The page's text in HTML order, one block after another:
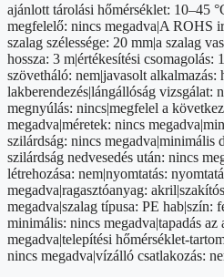
ajánlott tárolási hőmérséklet: 10–45
megfelelő: nincs megadva|A ROHS
szalag szélessége: 20 mm|a szalag
hossza: 3 m|értékesítési csomagolás:
szövetháló: nem|javasolt alkalmazás:
lakberendezés|lángállóság vizsgálat:
megnyúlás: nincs|megfelel a
megadva|méretek: nincs
szilárdság: nincs megadva|minimális
szilárdság nedvesedés után: nincs
létrehozása: nem|nyomtatás:
megadva|ragasztóanyag:
megadva|szalag típusa: PE hab|szín:
minimális: nincs megadva|tapadás az
megadva|telepítési hőmérséklet-
nincs megadva|vízálló csatlakozás: